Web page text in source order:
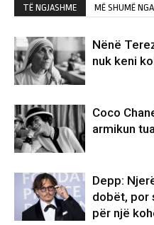
TË NGJASHME MË SHUMË
Nënë
nuk keni
Coco
armikun
Depp:
dobët, por
për një